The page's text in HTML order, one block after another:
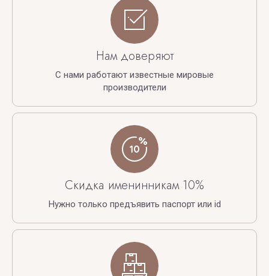
Нам доверяют
С нами работают известные мировые
производители
Скидка именинникам 10%
Нужно только предъявить паспорт или id